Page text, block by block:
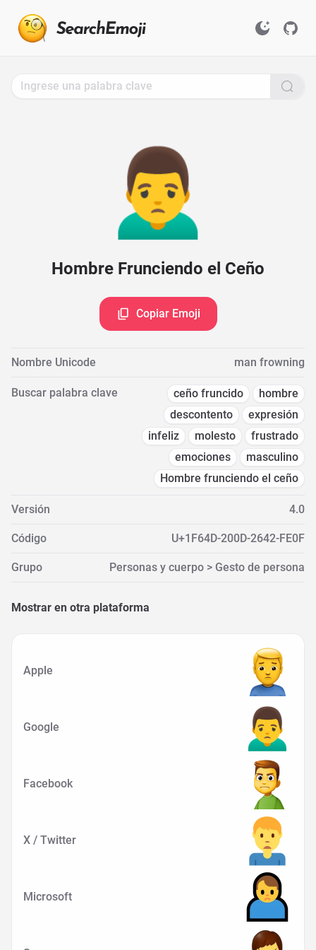
Click
🙍‍♂️
Hombre Frunciendo el Ceño
Copiar Emoji
Nombre Unicode man frowning
Buscar palabra clave ceño fruncido
hombre
descontento
expresión
infeliz
molesto
frustrado
emociones
masculino
Hombre frunciendo el ceño
Versión 4.0
Código U+1F64D-200D-2642-FE0F
Grupo Personas y cuerpo > Gesto de persona
Mostrar en otra plataforma
Apple
Google
Facebook
X / Twitter
Microsoft